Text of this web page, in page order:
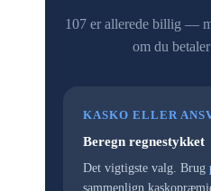
107 er allerede billig —
om du
KASKO ELLER
Beregn regnestykket
Det vigtigste valg. Brug
sammenlign